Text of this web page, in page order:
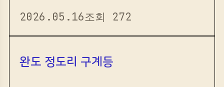
2026.05.16조회 272
완도 정도리 구계등